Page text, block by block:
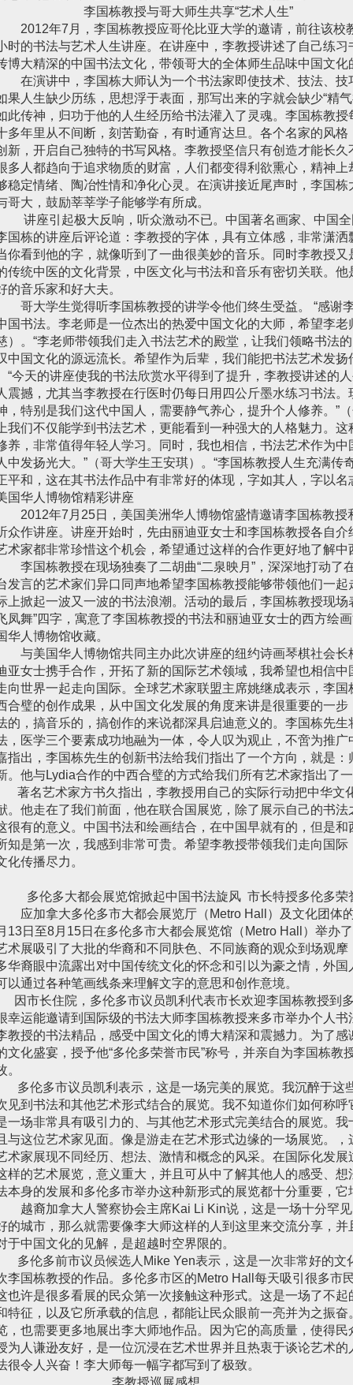
国栋教授与哥大师生共享“艺术人生”
年7月，李国栋教授应哥伦比亚大学的邀请，前往该校
时的书法与艺术人生讲座。在讲座中，李教授讲述了自己练
博大精深的中国书法文化，带领哥大的全体师生品味中国文化
演讲中，李国栋大师认为一个书法家即使技术、技法、技
果人生缺少历练，思想浮于表面，那写出来的字就会缺少“精
此传神，归功于他的人生经历给书法灌入了灵魂。李国栋教
多年里从不间断，刻苦勤奋，有时通宵达旦。各个名家的风
新，开启自己独特的书写风格。李教授坚信只有创造才能长
多人都趋向于追求物质的财富，人们都变得利欲熏心，精神
稳定情绪、陶冶性情和净化心灵。在演讲接近尾声时，李国栋
哥大，鼓励莘莘学子能够学有所成。
座引起极大反响，听众激动不已。中国著名画家、中国全
国栋的讲座后评论道：李教授的字体，具有立体感，非常潇
你看到他的字，就像听到了一曲很美妙的音乐。同时李教授
传统中医的文化背景，中医文化与书法和音乐有密切关联。
的音乐家和好大夫。
大学生觉得听李国栋教授的讲学令他们终生受益。 “感谢
国书法。李老师是一位杰出的热爱中国文化的大师，希望李老
）。“李老师带领我们走入书法艺术的殿堂，让我们领略书法
中国文化的源远流长。希望作为后辈，我们能把书法艺术发扬
“今天的讲座使我的书法欣赏水平得到了提升，李教授讲述的
震撼，尤其当李教授在行医时仍每日用四公斤墨水练习书法
，特别是我们这代中国人，需要静气养心，提升个人修养。”
我们不仅能学到书法艺术，更能看到一种强大的人格魅力。
养，非常值得年轻人学习。同时，我也相信，书法艺术作为
中发扬光大。”（哥大学生王安琪）。“李国栋教授人生充满传
平和，这在其书法作品中有非常好的体现，字如其人，字以
国华人博物馆精彩讲座
年7月25日，美国美洲华人博物馆盛情邀请李国栋教授
众作讲座。讲座开始时，先由丽迪亚女士和李国栋教授各自
术家都非常珍惜这个机会，希望通过这样的合作更好地了解中
国栋教授在现场独奏了二胡曲“二泉映月”，深深地打动了
发言的艺术家们异口同声地希望李国栋教授能够带领他们一
上掀起一波又一波的书法浪潮。活动的最后，李国栋教授现场
凤舞”四字，寓意了李国栋教授的书法和丽迪亚女士的西方绘
华人博物馆收藏。
美国华人博物馆共同主办此次讲座的纽约诗画琴棋社会长
亚女士携手合作，开拓了新的国际艺术领域，我希望也相信
向世界一起走向国际。全球艺术家联盟主席姚继成表示，李
合璧的创作成果，从中国文化发展的角度来讲是很重要的一
的，搞音乐的，搞创作的来说都深具启迪意义的。李国栋先
，医学三个要素成功地融为一体，令人叹为观止，不啻为推
指出，李国栋先生的创新书法给我们指出了一个方向，就是
。他与Lydia合作的中西合璧的方式给我们所有艺术家指出了
名艺术家方书久指出，李教授用自己的实际行动把中华文
。他走在了我们前面，他在联合国展览，除了展示自己的书
很有的意义。中国书法和绘画结合，在中国早就有的，但是
知是第一次，我感到非常可贵。希望李教授带领我们走向国
化传播尽力。
伦多大都会展览馆掀起中国书法旋风 市长特授多伦多荣
加拿大多伦多市大都会展览厅（Metro Hall）及文化团体
13日至8月15日在多伦多市大都会展览馆（Metro Hall）举办
术展吸引了大批的华裔和不同肤色、不同族裔的观众到场观
华裔眼中流露出对中国传统文化的怀念和引以为豪之情，外
以通过各种笔画线条来理解文字的意思和创作意境。
市长住院，多伦多市议员凯利代表市长欢迎李国栋教授到
幸运能邀请到国际级的书法大师李国栋教授来多市举办个人
教授的书法精品，感受中国文化的博大精深和震撼力。为了
文化盛宴，授予他“多伦多荣誉市民”称号，并亲自为李国栋教
。
伦多市议员凯利表示，这是一场完美的展览。我沉醉于这
见到书法和其他艺术形式结合的展览。我不知道你们如何称
一场非常具有吸引力的、与其他艺术形式完美结合的展览。
与这位艺术家见面。像是游走在艺术形式边缘的一场展览。
术家展现不同经历、想法、激情和概念的风采。在国际化发
样的艺术展览，意义重大，并且可从中了解其他人的感受、
本身的发展和多伦多市举办这种新形式的展览都十分重要，
裔加拿大人警察协会主席Kai Li Kin说，这是一场十分罕见
的城市，那么就需要像李大师这样的人到这里来交流分享，
于中国文化的见解，是超越时空界限的。
伦多前市议员候选人Mike Yen表示，这是一次非常好的文
李国栋教授的作品。多伦多市区的Metro Hall每天吸引很多市
也许是很多看展的民众第一次接触这种形式。这是一场了不
特征，以及它所承载的信息，都能让民众眼前一亮并为之振
，也需要更多地展出李大师地作品。因为它的高质量，使得
为人谦逊友好，是一位沉浸在艺术世界并且热衷于谈论艺术
很令人兴奋！李大师每一幅字都写到了极致。